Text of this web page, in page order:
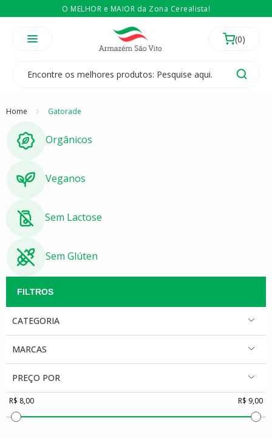
O MELHOR e MAIOR da Zona Cerealista!
Temos 3 lojas físicas na Zona Cerealista de São Paulo!
É revendedor? EntãoCompre no atacado
Home Gatorade
Orgânicos
Veganos
Sem Lactose
Sem Glúten
CATEGORIA
MARCAS
PREÇO POR